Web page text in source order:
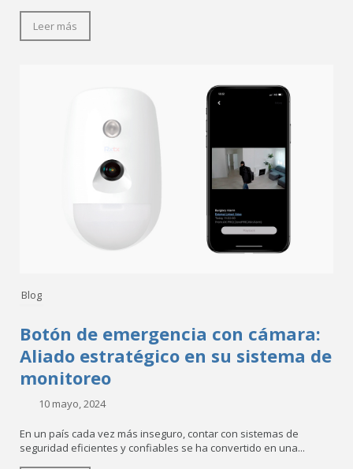
Leer más
Blog
Botón de emergencia con cámara:
Aliado estratégico en su sistema de
monitoreo
10 mayo, 2024
En un país cada vez más inseguro, contar con sistemas de
seguridad eficientes y confiables se ha convertido en una...